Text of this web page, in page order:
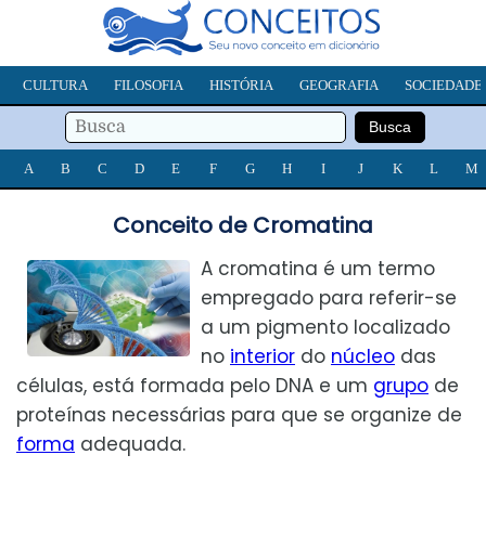
CULTURA FILOSOFIA HISTÓRIA GEOGRAFIA SOCIEDADE
A B C D E F G H I J K L M
Conceito de Cromatina
A cromatina é um termo
empregado para referir-se
a um pigmento localizado
no interior do núcleo das
células, está formada pelo DNA e um grupo de
proteínas necessárias para que se organize de
forma adequada.